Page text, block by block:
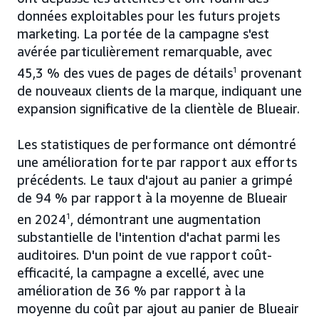
données exploitables pour les futurs projets
marketing. La portée de la campagne s'est
avérée particulièrement remarquable, avec
45,3 % des vues de pages de détails1
provenant
de nouveaux clients de la marque, indiquant une
expansion significative de la clientèle de Blueair.
Les statistiques de performance ont démontré
une amélioration forte par rapport aux efforts
précédents. Le taux d'ajout au panier a grimpé
de 94 % par rapport à la moyenne de Blueair
en 20241 , démontrant une augmentation
substantielle de l'intention d'achat parmi les
auditoires. D'un point de vue rapport coût-
efficacité, la campagne a excellé, avec une
amélioration de 36 % par rapport à la
moyenne du coût par ajout au panier de Blueair